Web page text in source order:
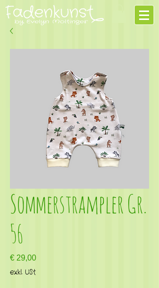
Sommerstrampler Gr.
56
€ 29,00Preis
exkl. USt